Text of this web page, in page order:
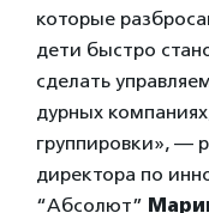
которые
дети быстро
сделать
дурных
группировки», —
директора по
“Абсолют”